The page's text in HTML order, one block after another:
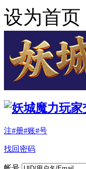
设为首页
注#册#账#号
找回密码